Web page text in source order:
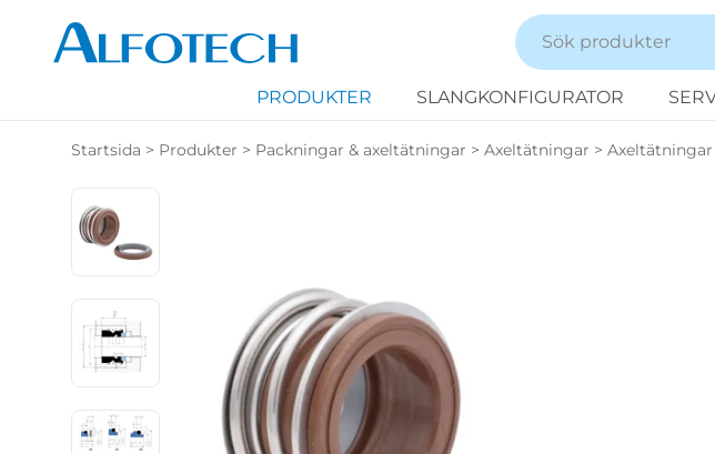
PRODUKTER SLANGKONFIGURATOR
Startsida > Produkter > Packningar & axeltätningar > Axeltätningar >